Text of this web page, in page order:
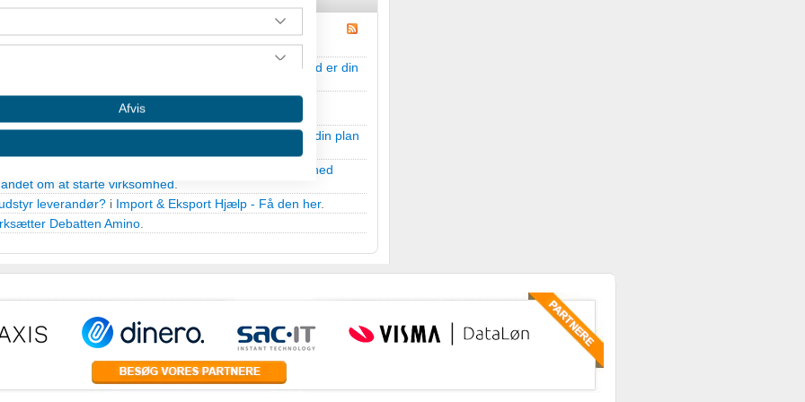
bosat på Fillippnerne)
Forretningsplanen - Hvad er din
bosat på Fillippnerne)
Forretningsplanen - Hvad er din plan
med til, at opbygge en international engrosvirksomhed
om at starte virksomhed
leverandør? i Import & Eksport Hjælp - Få den her.
Debatten Amino
oplysninger fra forskellige
Afvis